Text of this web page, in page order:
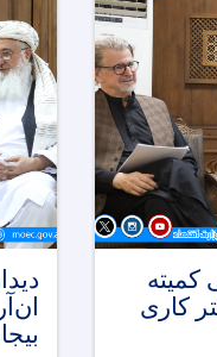
کمیته
کاری